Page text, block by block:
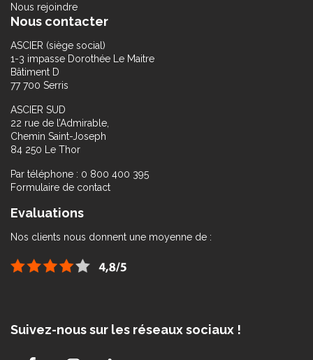
Nous rejoindre
Nous contacter
ASCIER (siège social)
1-3 impasse Dorothée Le Maitre
Bâtiment D
77 700 Serris
ASCIER SUD
22 rue de l’Admirable,
Chemin Saint-Joseph
84 250 Le Thor
Par téléphone : 0 800 400 395
Formulaire de contact
Evaluations
Nos clients nous donnent une moyenne de :
Suivez-nous sur les réseaux sociaux !